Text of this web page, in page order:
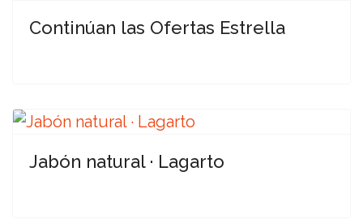
Continúan las Ofertas Estrella
Jabón natural · Lagarto